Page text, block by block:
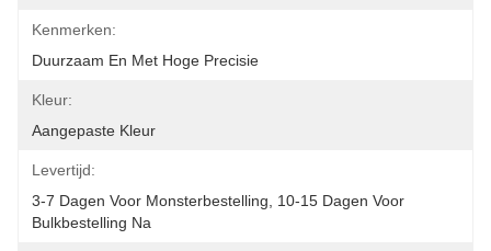
Kenmerken:
Duurzaam En Met Hoge Precisie
Kleur:
Aangepaste Kleur
Levertijd:
3-7 Dagen Voor Monsterbestelling, 10-15 Dagen Voor
Bulkbestelling Na